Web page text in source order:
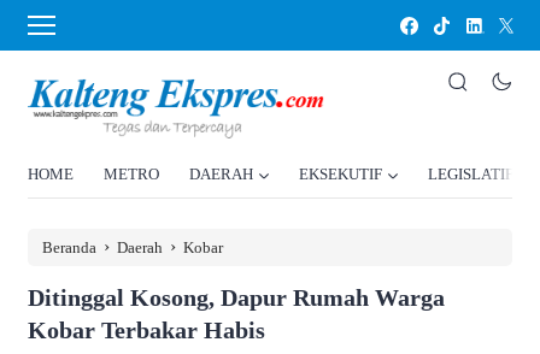
HOME METRO DAERAH EKSEKUTIF LEGISLATIF
Beranda › Daerah › Kobar
Ditinggal Kosong, Dapur Rumah Warga
Kobar Terbakar Habis